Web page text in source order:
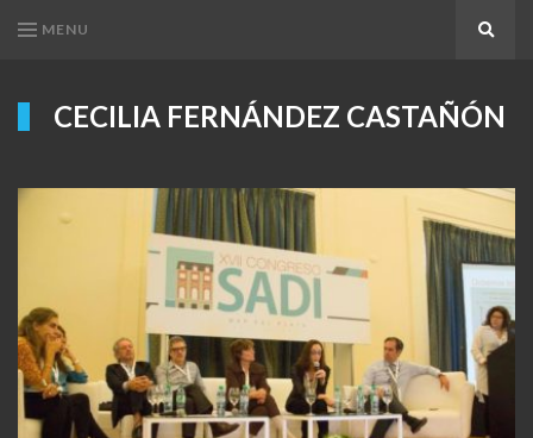
MENU
CECILIA FERNÁNDEZ CASTAÑÓN